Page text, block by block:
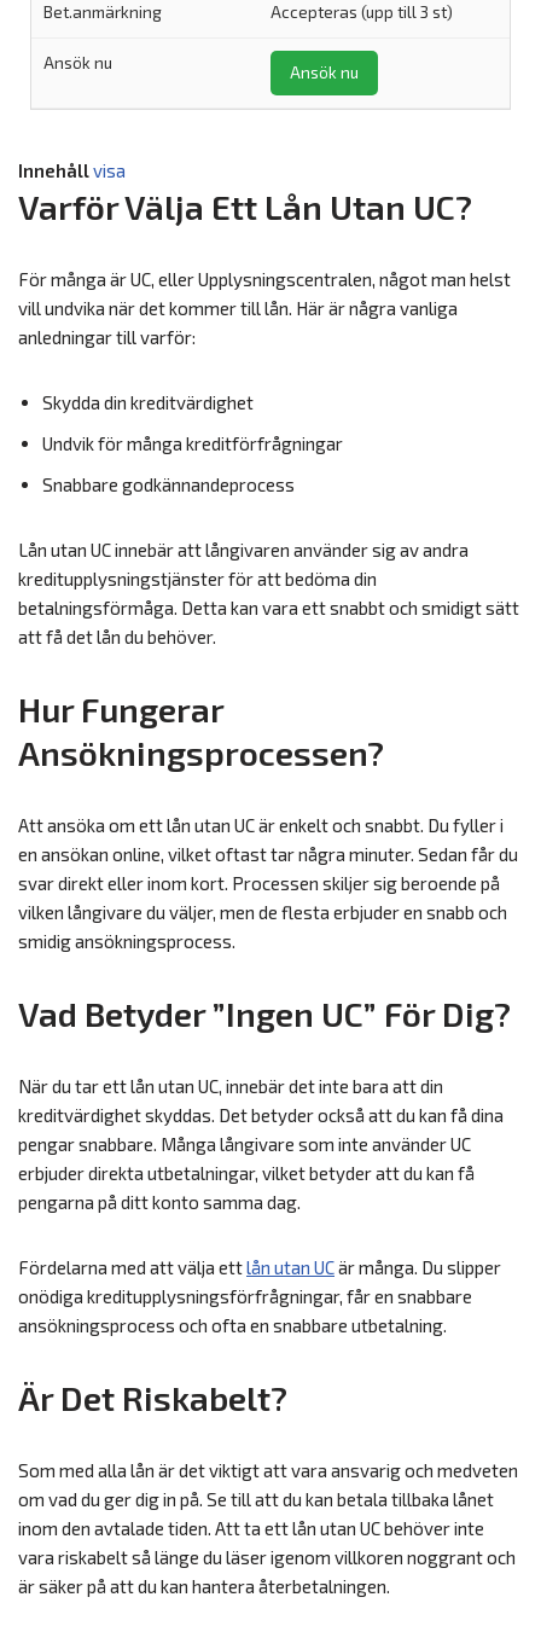
Accepteras (upp till 3 st)
Ansök nu
Innehållvisa
Varför Välja Ett Lån Utan UC?
För många är UC, eller Upplysningscentralen, något man helst
vill undvika när det kommer till lån. Här är några vanliga
anledningar till varför:
Skydda din kreditvärdighet
Undvik för många kreditförfrågningar
Snabbare godkännandeprocess
Lån utan UC innebär att långivaren använder sig av andra
kreditupplysningstjänster för att bedöma din
betalningsförmåga. Detta kan vara ett snabbt och smidigt sätt
att få det lån du behöver.
Hur Fungerar
Ansökningsprocessen?
Att ansöka om ett lån utan UC är enkelt och snabbt. Du fyller i
en ansökan online, vilket oftast tar några minuter. Sedan får du
svar direkt eller inom kort. Processen skiljer sig beroende på
vilken långivare du väljer, men de flesta erbjuder en snabb och
smidig ansökningsprocess.
Vad Betyder ”Ingen UC” För Dig?
När du tar ett lån utan UC, innebär det inte bara att din
kreditvärdighet skyddas. Det betyder också att du kan få dina
pengar snabbare. Många långivare som inte använder UC
erbjuder direkta utbetalningar, vilket betyder att du kan få
pengarna på ditt konto samma dag.
Fördelarna med att välja ettlån utan UCär många. Du slipper
onödiga kreditupplysningsförfrågningar, får en snabbare
ansökningsprocess och ofta en snabbare utbetalning.
Är Det Riskabelt?
Som med alla lån är det viktigt att vara ansvarig och medveten
om vad du ger dig in på. Se till att du kan betala tillbaka lånet
inom den avtalade tiden. Att ta ett lån utan UC behöver inte
vara riskabelt så länge du läser igenom villkoren noggrant och
är säker på att du kan hantera återbetalningen.